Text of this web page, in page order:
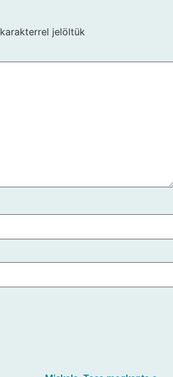
karakterrel jelöltük